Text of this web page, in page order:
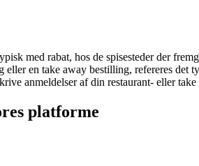
med rabat, hos de spisesteder der
eller en take away bestilling, refereres det
anmeldelser af din restaurant- eller take
platforme